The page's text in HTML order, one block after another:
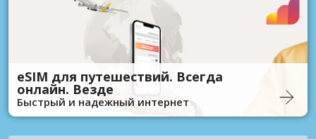
eSIM для путешествий. Всегда
онлайн. Везде
Быстрый и надежный интернет